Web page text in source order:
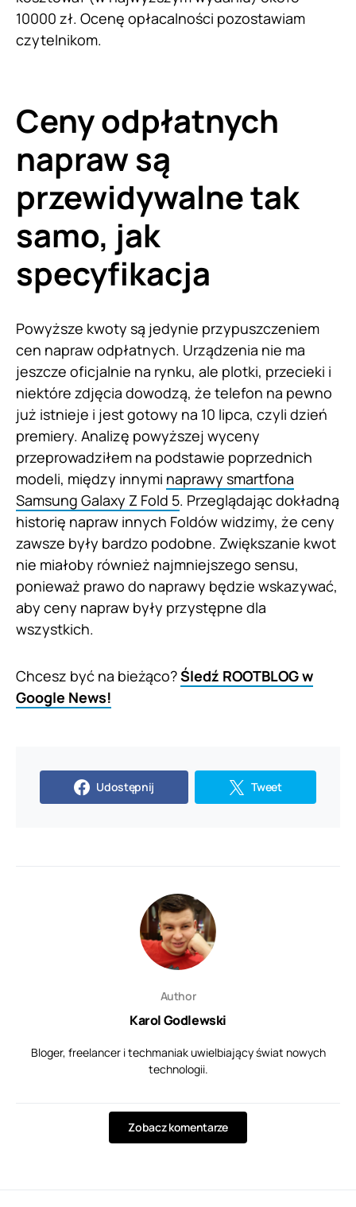
10000 zł. Ocenę opłacalności pozostawiam
czytelnikom.
Ceny odpłatnych
napraw są
przewidywalne tak
samo, jak
specyfikacja
Powyższe kwoty są jedynie przypuszczeniem
cen napraw odpłatnych. Urządzenia nie ma
jeszcze oficjalnie na rynku, ale plotki, przecieki i
niektóre zdjęcia dowodzą, że telefon na pewno
już istnieje i jest gotowy na 10 lipca, czyli dzień
premiery. Analizę powyższej wyceny
przeprowadziłem na podstawie poprzednich
modeli, między innymi naprawy smartfona
Samsung Galaxy Z Fold 5. Przeglądając dokładną
historię napraw innych Foldów widzimy, że ceny
zawsze były bardzo podobne. Zwiększanie kwot
nie miałoby również najmniejszego sensu,
ponieważ prawo do naprawy będzie wskazywać,
aby ceny napraw były przystępne dla
wszystkich.
Chcesz być na bieżąco?Śledź ROOTBLOG w
Google News!
Udostępnij Tweet
Author
Karol Godlewski
Bloger, freelancer i techmaniak uwielbiający świat nowych
technologii.
Zobacz komentarze